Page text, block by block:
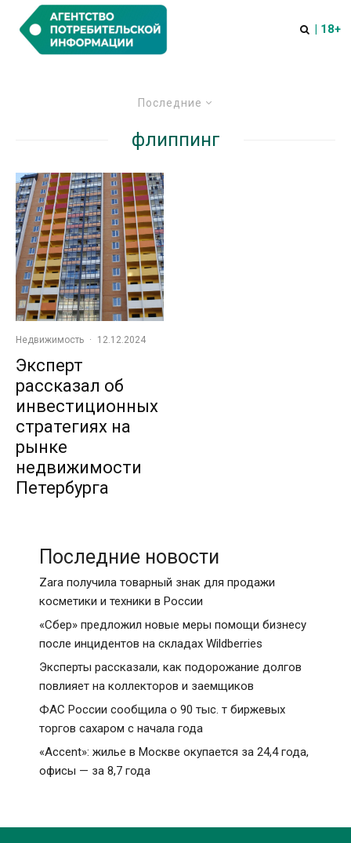
| 18+
Последние
флиппинг
Недвижимость · 12.12.2024
Эксперт
рассказал об
инвестиционных
стратегиях на
рынке
недвижимости
Петербурга
Последние новости
Zara получила товарный знак для продажи
косметики и техники в России
«Сбер» предложил новые меры помощи бизнесу
после инцидентов на складах Wildberries
Эксперты рассказали, как подорожание долгов
повлияет на коллекторов и заемщиков
ФАС России сообщила о 90 тыс. т биржевых
торгов сахаром с начала года
«Accent»: жилье в Москве окупается за 24,4 года,
офисы — за 8,7 года